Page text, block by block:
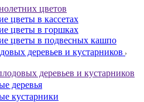
цветов
цветы в кассетах
цветы в горшках
цветы в подвесных кашпо
деревьев и кустарников
деревьев и кустарников
деревья
кустарники